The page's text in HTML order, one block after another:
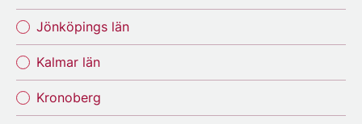
Jönköpings län
Kalmar län
Kronoberg